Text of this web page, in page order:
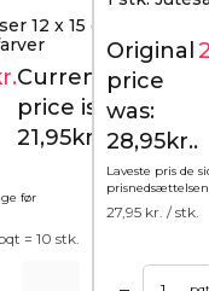
12 x 15 cm - en
25,95 kr.
Current
price is:
21,95kr..
før
= 10 stk.
Original
price
was:
28,95kr..
Laveste pris de
27,95 kr. / stk.